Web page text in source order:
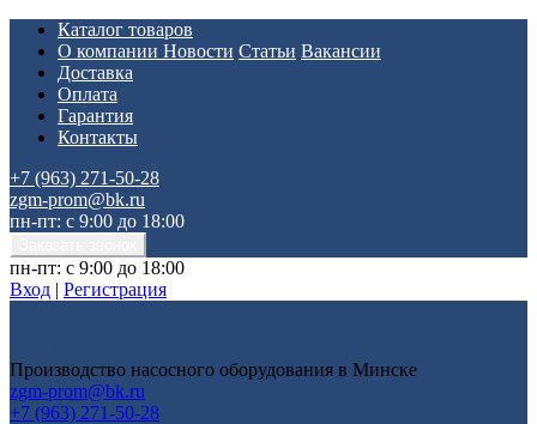
Каталог товаров
О компании Новости Статьи Вакансии
Доставка
Оплата
Гарантия
Контакты
+7 (963) 271-50-28
zgm-prom@bk.ru
пн-пт: с 9:00 до 18:00
пн-пт: с 9:00 до 18:00
Вход | Регистрация
Производство насосного оборудования в Минске
zgm-prom@bk.ru
+7 (963) 271-50-28